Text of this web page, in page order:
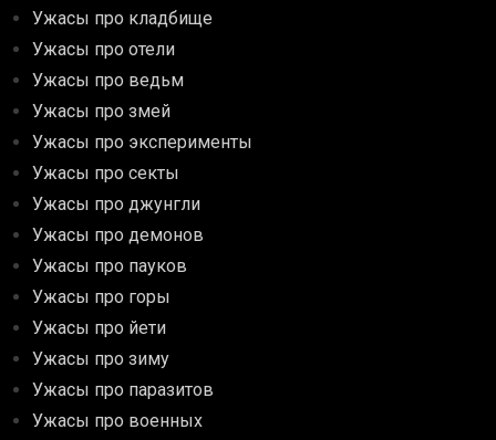
Ужасы про кладбище
Ужасы про отели
Ужасы про ведьм
Ужасы про змей
Ужасы про эксперименты
Ужасы про секты
Ужасы про джунгли
Ужасы про демонов
Ужасы про пауков
Ужасы про горы
Ужасы про йети
Ужасы про зиму
Ужасы про паразитов
Ужасы про военных